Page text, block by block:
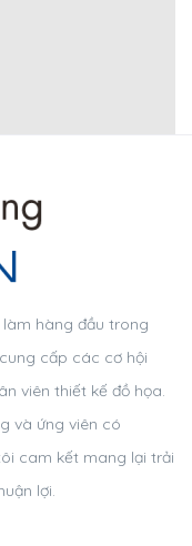
hàng đầu trong
cấp các cơ hội
viên thiết kế đồ họa.
và ứng viên có
cam kết mang lại trải
lợi.